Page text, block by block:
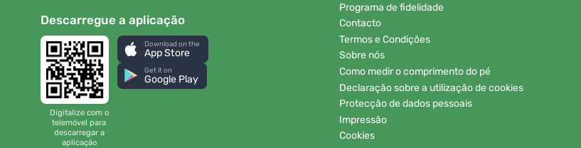
Descarregue a aplicação
Digitalize com o
telemóvel para
descarregar a
aplicação
Download on the
App Store
Get it on
Google Play
Programa de fidelidade
Contacto
Termos e Condições
Sobre nós
Como medir o comprimento do pé
Declaração sobre a utilização de cookies
Protecção de dados pessoais
Impressão
Cookies